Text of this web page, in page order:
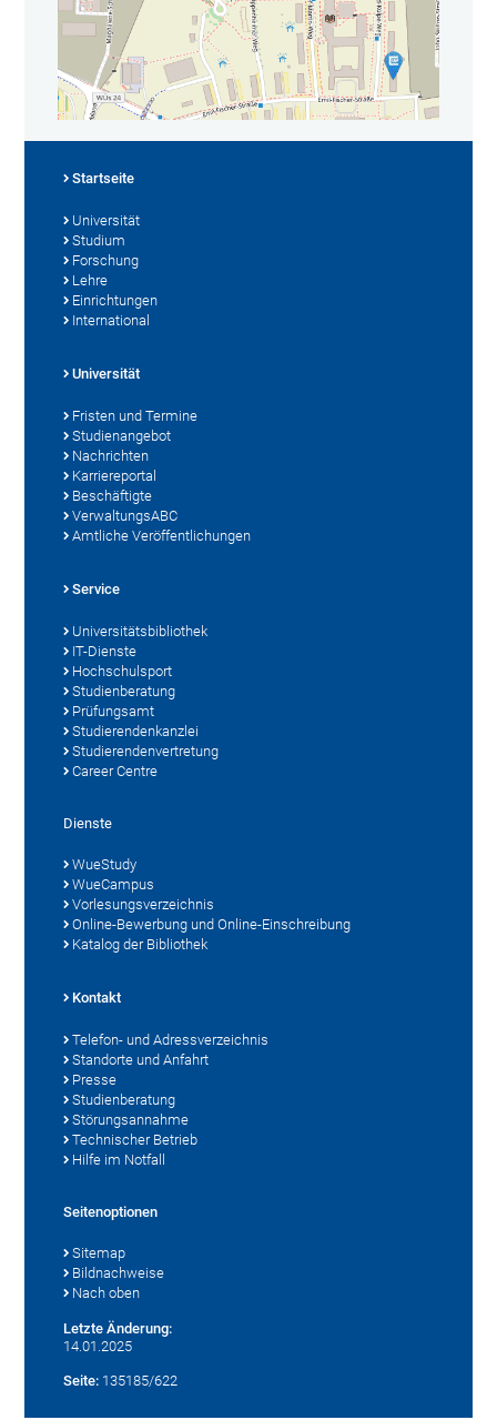
Startseite
Universität
Studium
Forschung
Lehre
Einrichtungen
International
Universität
Fristen und Termine
Studienangebot
Nachrichten
Karriereportal
Beschäftigte
VerwaltungsABC
Amtliche Veröffentlichungen
Service
Universitätsbibliothek
IT-Dienste
Hochschulsport
Studienberatung
Prüfungsamt
Studierendenkanzlei
Studierendenvertretung
Career Centre
Dienste
WueStudy
WueCampus
Vorlesungsverzeichnis
Online-Bewerbung und Online-Einschreibung
Katalog der Bibliothek
Kontakt
Telefon- und Adressverzeichnis
Standorte und Anfahrt
Presse
Studienberatung
Störungsannahme
Technischer Betrieb
Hilfe im Notfall
Seitenoptionen
Sitemap
Bildnachweise
Nach oben
Letzte Änderung:
14.01.2025
Seite: 135185/622